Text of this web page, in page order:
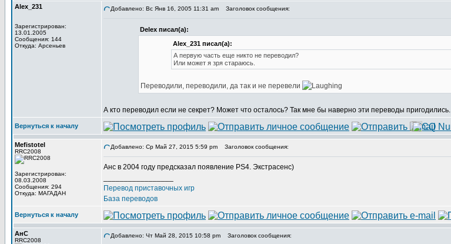
Alex_231
Зарегистрирован:
13.01.2005
Сообщения: 144
Откуда: Арсеньев
Добавлено: Вс Янв 16, 2005 11:31 am Заголовок сообщения:
Delex писал(а):
Alex_231 писал(а):
А первую часть еще никто не переводил?
Или может я зря стараюсь.
Переводили, переводили, да так и не перевели
А кто переводил если не секрет? Может что осталось? Так мне бы наверно эти переводы пригодились.
Вернуться к началу
Mefistotel
RRC2008
Зарегистрирован:
08.03.2008
Сообщения: 294
Откуда: МАГАДАН
Добавлено: Ср Май 27, 2015 5:59 pm Заголовок сообщения:
Анс в 2004 году предсказал появление PS4. Экстрасенс)
Перевод приставочных игр
База переводов
Вернуться к началу
АнС
RRC2008
Добавлено: Чт Май 28, 2015 10:58 pm Заголовок сообщения: